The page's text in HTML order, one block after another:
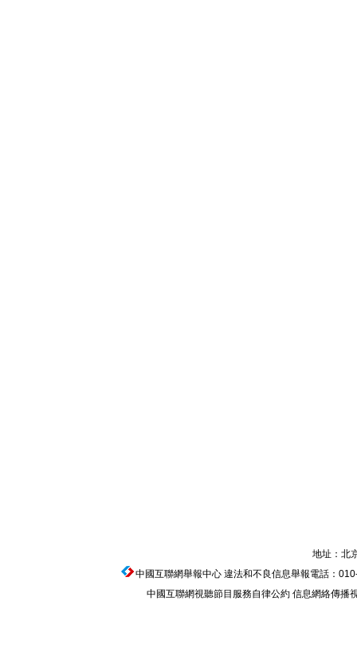
地址：北
中國互聯網舉報中心違法和不良信息舉報電話：
中國互聯網視聽節目服務自律公約信息網絡傳播